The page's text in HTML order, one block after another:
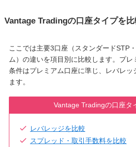
Vantage Tradingの口座タイプを
ここでは主要3口座（スタンダードSTP
ム）の違いを項目別に比較します。プレ
条件はプレミアム口座に準じ、レバレッ
ます。
Vantage Tradingの口座タ
レバレッジを比較
スプレッド・取引手数料を比較